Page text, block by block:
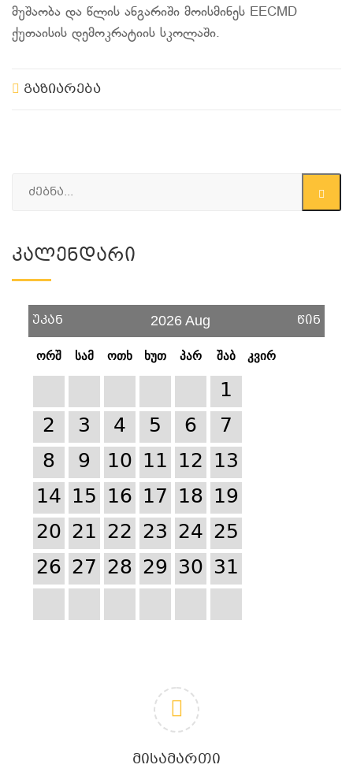
მუშაობა და წლის ანგარიში მოისმინეს EECMD
ქუთაისის დემოკრატიის სკოლაში.
გაზიარება
Კალენდარი
უკან 2026 Aug წინ
ორშ სამ ოთხ ხუთ პარ შაბ კვირ
1
2
3 4 5 6
7
8
9 10 11 12 13
14 15 16 17 18 19
20 21 22 23 24 25
26 27 28 29 30 31
ᲛᲘᲡᲐᲛᲐᲠᲗᲘ